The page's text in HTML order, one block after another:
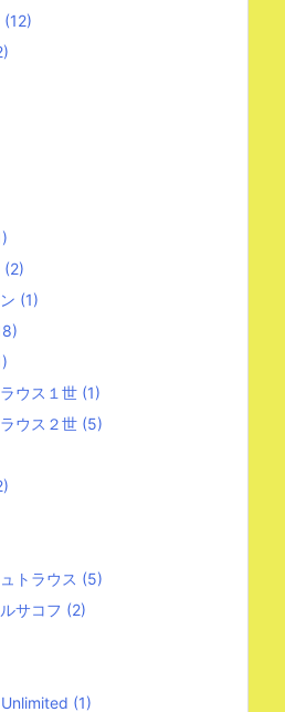
(12)
(2)
(1)
ウス１世 (1)
ウス２世 (5)
トラウス (5)
サコフ (2)
(1)